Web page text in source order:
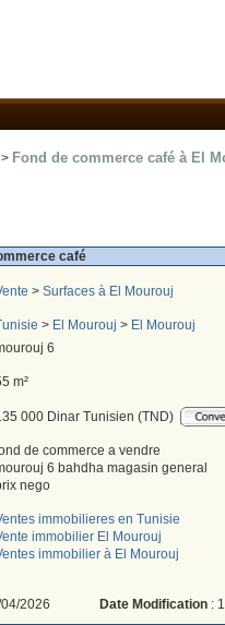
> Fond de commerce café à El
café
> Surfaces à El Mourouj
> El Mourouj > El Mourouj
6
m²
000 Dinar Tunisien (TND)
de commerce a vendre
6 bahdha magasin general
nego
immobilieres en Tunisie
immobilier El Mourouj
immobilier à El Mourouj
2026 Date Modification: